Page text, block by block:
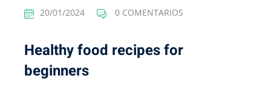
20/01/2024 0 COMENTARIOS
Healthy food recipes for
beginners